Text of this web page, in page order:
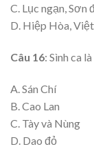
C. Lục ngạn, Sơn
D. Hiệp Hòa, Việt
Câu 16: Sình ca
A. Sán Chí
B. Cao Lan
C. Tày và Nùng
D. Dao đỏ